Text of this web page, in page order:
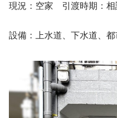
現況：空家 引渡時期：
設備：上水道、下水道、都